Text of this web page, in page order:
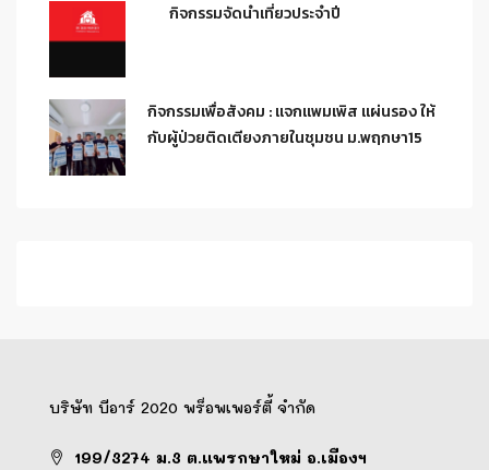
กิจกรรมจัดนำเที่ยวประจำปี
กิจกรรมเพื่อสังคม : แจกแพมเพิส แผ่นรอง ให้
กับผู้ป่วยติดเตียงภายในชุมชน ม.พฤกษา15
บริษัท บีอาร์ 2020 พร็อพเพอร์ตี้ จำกัด
199/3274 ม.3 ต.แพรกษาใหม่ อ.เมืองฯ